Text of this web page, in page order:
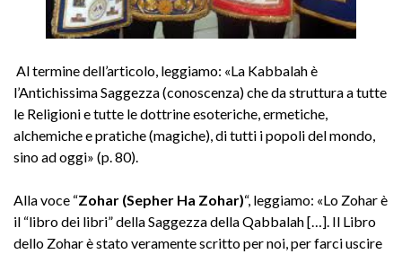
Al termine dell’articolo, leggiamo: «La Kabbalah è
l’Antichissima Saggezza (conoscenza) che da struttura a tutte
le Religioni e tutte le dottrine esoteriche, ermetiche,
alchemiche e pratiche (magiche), di tutti i popoli del mondo,
sino ad oggi» (p. 80).
Alla voce “Zohar (Sepher Ha Zohar)“, leggiamo: «Lo Zohar è
il “libro dei libri” della Saggezza della Qabbalah […]. Il Libro
dello Zohar è stato veramente scritto per noi, per farci uscire